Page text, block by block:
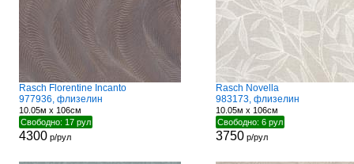
Rasch Florentine Incanto
977936, флизелин
10.05м x 106см
Свободно: 17 рул
4300р/рул
Rasch Novella
983173, флизелин
10.05м x 106см
Свободно: 6 рул
3750р/рул